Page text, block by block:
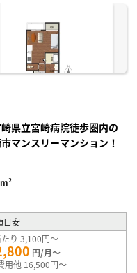
に入
県立宮崎病院徒歩圏内の
マンスリーマンション！
目安
り 3,100円～
円/月～
用他 16,500円～